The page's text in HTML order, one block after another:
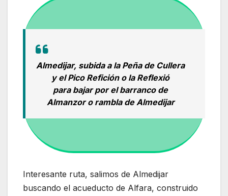
Almedijar, subida a la Peña de Cullera
y el Pico Refición o la Reflexió
para bajar por el barranco de
Almanzor o rambla de Almedijar
Interesante ruta, salimos de Almedijar
buscando el acueducto de Alfara, construido